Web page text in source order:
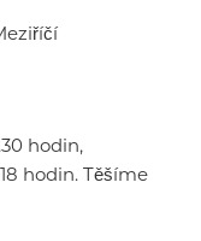
hodin,
hodin. Těšíme